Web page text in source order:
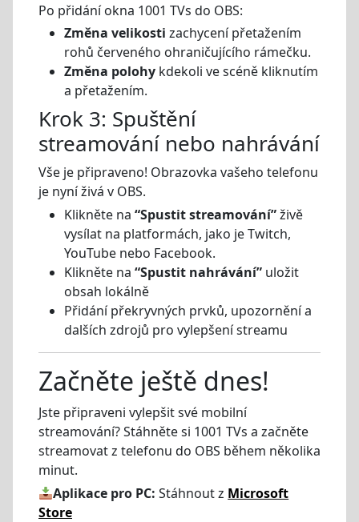
Po přidání okna 1001 TVs do OBS:
Změna velikosti zachycení přetažením
rohů červeného ohraničujícího rámečku.
Změna polohy kdekoli ve scéně kliknutím
a přetažením.
Krok 3: Spuštění
streamování nebo nahrávání
Vše je připraveno! Obrazovka vašeho telefonu
je nyní živá v OBS.
Klikněte na “Spustit streamování”živě
vysílat na platformách, jako je Twitch,
YouTube nebo Facebook.
Klikněte na “Spustit nahrávání” uložit
obsah lokálně
Přidání překryvných prvků, upozornění a
dalších zdrojů pro vylepšení streamu
Začněte ještě dnes!
Jste připraveni vylepšit své mobilní
streamování? Stáhněte si 1001 TVs a začněte
streamovat z telefonu do OBS během několika
minut.
Aplikace pro PC: Stáhnout z Microsoft
Store